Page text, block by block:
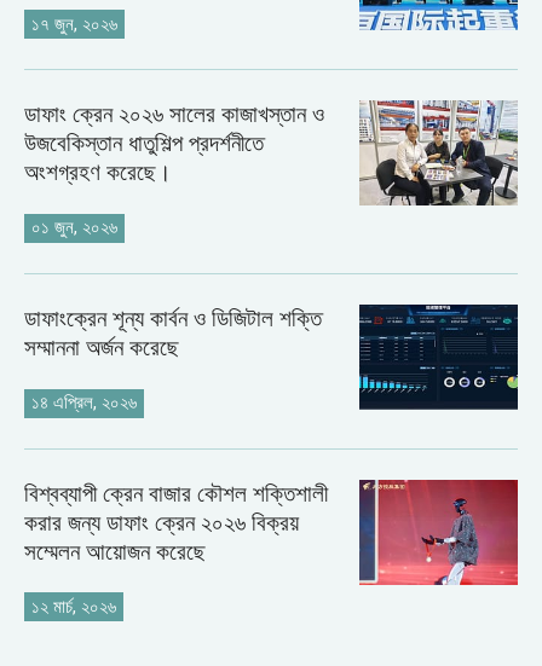
১৭ জুন, ২০২৬
ডাফাং ক্রেন ২০২৬ সালের কাজাখস্তান ও
উজবেকিস্তান ধাতুশিল্প প্রদর্শনীতে
অংশগ্রহণ করেছে।
০১ জুন, ২০২৬
ডাফাংক্রেন শূন্য কার্বন ও ডিজিটাল শক্তি
সম্মাননা অর্জন করেছে
১৪ এপ্রিল, ২০২৬
বিশ্বব্যাপী ক্রেন বাজার কৌশল শক্তিশালী
করার জন্য ডাফাং ক্রেন ২০২৬ বিক্রয়
সম্মেলন আয়োজন করেছে
১২ মার্চ, ২০২৬